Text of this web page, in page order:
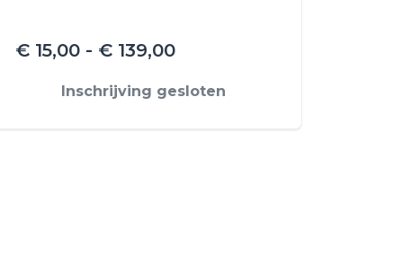
€ 15,00 - € 139,00
Inschrijving gesloten